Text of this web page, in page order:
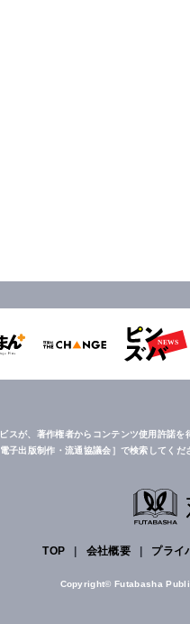
スが、著作権者からコンテンツ使用許諾
子出版制作・流通協議会］で検索してくだ
TOP 会社概要 プライ
Copyright© Futabasha